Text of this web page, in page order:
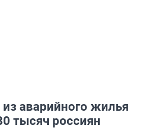
из аварийного жилья
тысяч россиян